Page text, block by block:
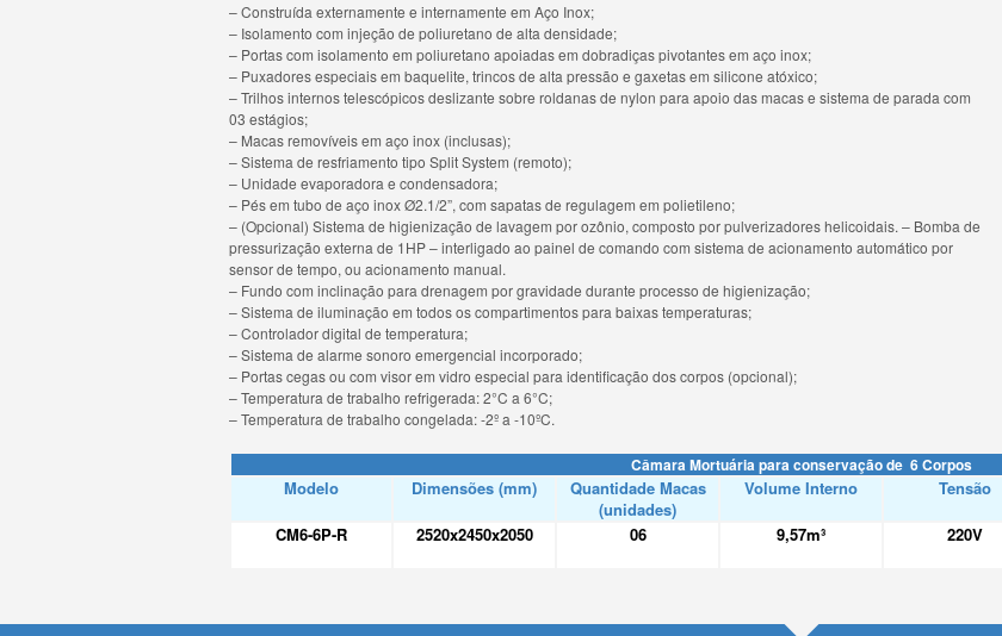
– Construída externamente e internamente em Aço Inox;
– Isolamento com injeção de poliuretano de alta densidade;
– Portas com isolamento em poliuretano apoiadas em dobradiças pivotantes em aço inox;
– Puxadores especiais em baquelite, trincos de alta pressão e gaxetas em silicone atóxico;
– Trilhos internos telescópicos deslizante sobre roldanas de nylon para apoio das macas e sistema de parada com
03 estágios;
– Macas removíveis em aço inox (inclusas);
– Sistema de resfriamento tipo Split System (remoto);
– Unidade evaporadora e condensadora;
– Pés em tubo de aço inox Ø2.1/2”, com sapatas de regulagem em polietileno;
– (Opcional) Sistema de higienização de lavagem por ozônio, composto por pulverizadores helicoidais. – Bomba de
pressurização externa de 1HP – interligado ao painel de comando com sistema de acionamento automático por
sensor de tempo, ou acionamento manual.
– Fundo com inclinação para drenagem por gravidade durante processo de higienização;
– Sistema de iluminação em todos os compartimentos para baixas temperaturas;
– Controlador digital de temperatura;
– Sistema de alarme sonoro emergencial incorporado;
– Portas cegas ou com visor em vidro especial para identificação dos corpos (opcional);
– Temperatura de trabalho refrigerada: 2°C a 6°C;
– Temperatura de trabalho congelada: -2º a -10ºC.
Câmara Mortuária para conservação de 6 Corpos
Modelo Dimensões (mm)
Quantidade Macas
(unidades)
Volume Interno Tensão
CM6-6P-R 2520x2450x2050 06 9,57m³ 220V